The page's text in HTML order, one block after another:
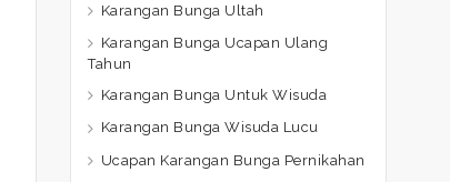
Karangan Bunga Ultah
Karangan Bunga Ucapan Ulang
Tahun
Karangan Bunga Untuk Wisuda
Karangan Bunga Wisuda Lucu
Ucapan Karangan Bunga Pernikahan